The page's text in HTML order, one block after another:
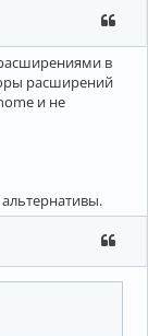
в
расширений
и не